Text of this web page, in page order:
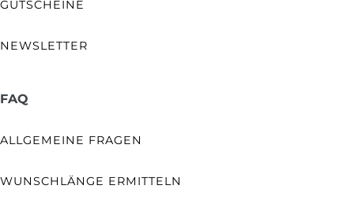
GUTSCHEINE
NEWSLETTER
FAQ
ALLGEMEINE FRAGEN
WUNSCHLÄNGE ERMITTELN